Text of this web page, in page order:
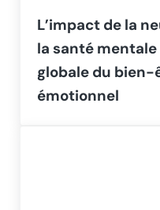
L’impact de la
la santé
globale du
émotionnel